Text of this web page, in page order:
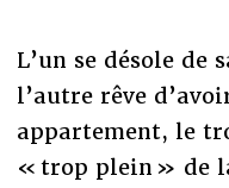
L’un se désole de
l’autre rêve
appartement, le
« trop plein » de